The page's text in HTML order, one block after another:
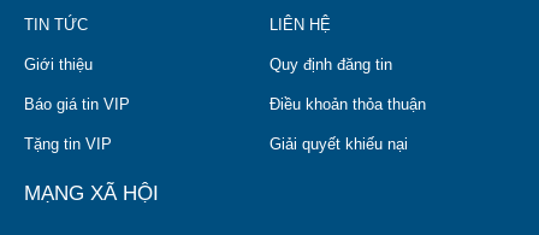
TIN TỨC
Giới thiệu
Báo giá tin VIP
Tặng tin VIP
LIÊN HỆ
Quy định đăng tin
Điều khoản thỏa thuận
Giải quyết khiếu nại
MẠNG XÃ HỘI